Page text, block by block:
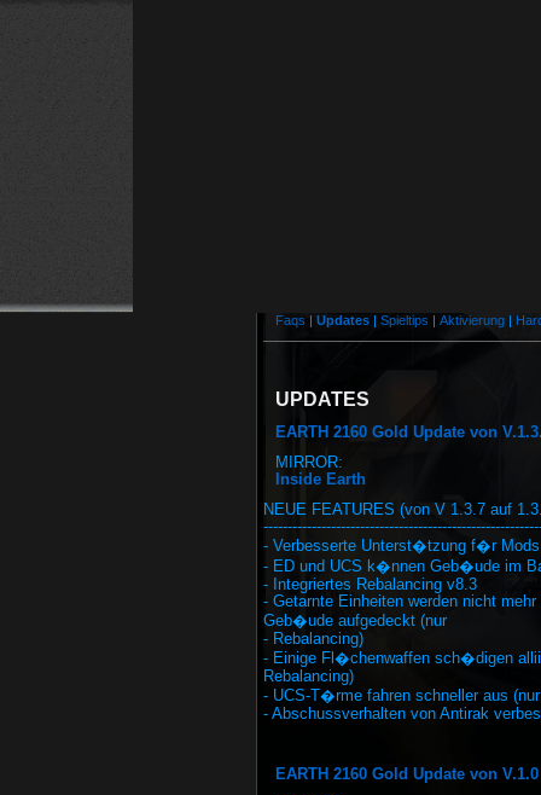
Faqs | Updates | Spieltips | Aktivierung |
UPDATES
EARTH 2160 Gold Update von
MIRROR:
Inside Earth
NEUE FEATURES (von V 1.3.7 auf
- Verbesserte Unterst�tzung f�r Mods
- ED und UCS k�nnen Geb�ude im
- Integriertes Rebalancing v8.3
- Getarnte Einheiten werden nicht
Geb�ude aufgedeckt (nur
- Rebalancing)
- Einige Fl�chenwaffen sch�digen
Rebalancing)
- UCS-T�rme fahren schneller aus
- Abschussverhalten von Antirak
EARTH 2160 Gold Update von